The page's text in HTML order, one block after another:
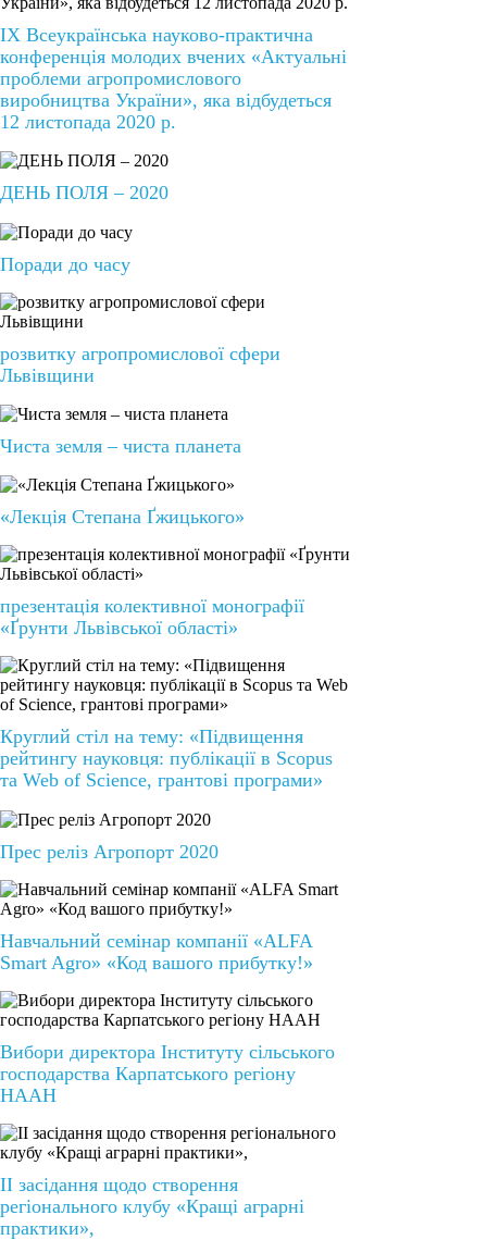
ІХ Всеукраїнська науково-практична
конференція молодих вчених «Актуальні
проблеми агропромислового
виробництва України», яка відбудеться
12 листопада 2020 р.
ДЕНЬ ПОЛЯ – 2020
Поради до часу
розвитку агропромислової сфери
Львівщини
Чиста земля – чиста планета
«Лекція Степана Ґжицького»
презентація колективної монографії
«Ґрунти Львівської області»
Круглий стіл на тему: «Підвищення
рейтингу науковця: публікації в Scopus
та Web of Science, грантові програми»
Прес реліз Агропорт 2020
Навчальний семінар компанії «ALFA
Smart Agro» «Код вашого прибутку!»
Вибори директора Інституту сільського
господарства Карпатського регіону
НААН
ІІ засідання щодо створення
регіонального клубу «Кращі аграрні
практики»,